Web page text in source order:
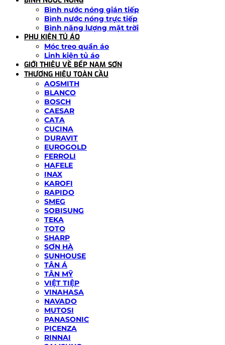
Bình nước nóng gián tiếp
Bình nước nóng trực tiếp
Bình năng lượng mặt trời
PHỤ KIỆN TỦ ÁO
Móc treo quần áo
Linh kiện tủ áo
GIỚI THIỆU VỀ BẾP NAM SƠN
THƯƠNG HIỆU TOÀN CẦU
AOSMITH
BLANCO
BOSCH
CAESAR
CATA
CUCINA
DURAVIT
EUROGOLD
FERROLI
HAFELE
INAX
KAROFI
RAPIDO
SMEG
SOBISUNG
TEKA
TOTO
SHARP
SƠN HÀ
SUNHOUSE
TÂN Á
TÂN MỸ
VIỆT TIỆP
VINAHASA
NAVADO
MUTOSI
PANASONIC
PICENZA
RINNAI